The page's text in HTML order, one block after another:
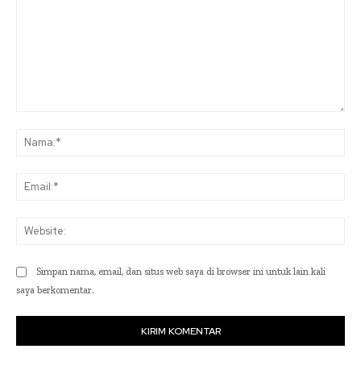
Simpan nama, email, dan situs web saya di browser ini untuk lain kali
saya berkomentar.